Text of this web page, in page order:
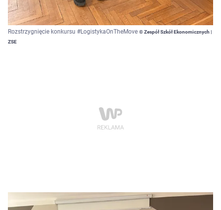
Rozstrzygnięcie konkursu #LogistykaOnTheMove © Zespół Szkół Ekonomicznych |
ZSE